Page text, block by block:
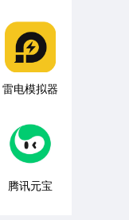
雷电模拟器
腾讯元宝